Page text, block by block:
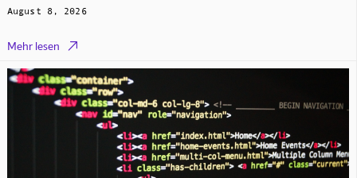
August 8, 2026
Mehr lesen 